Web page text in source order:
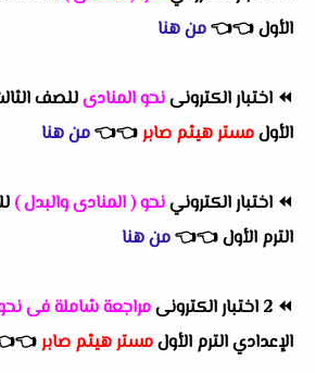
الأول👈
👈من هنا
⏪ اختبار الكترونىنحو المنادىللصف
الأولمستر هيثم صابر👈
👈من هنا
⏪ اختبار الكترونينحو ( المنادى والبدل )
الترم الأول👈
👈من هنا
⏪ 2 اختبار الكترونى مراجعة شاملة فى
الإعدادي الترم الأولمستر هيثم صابر👈